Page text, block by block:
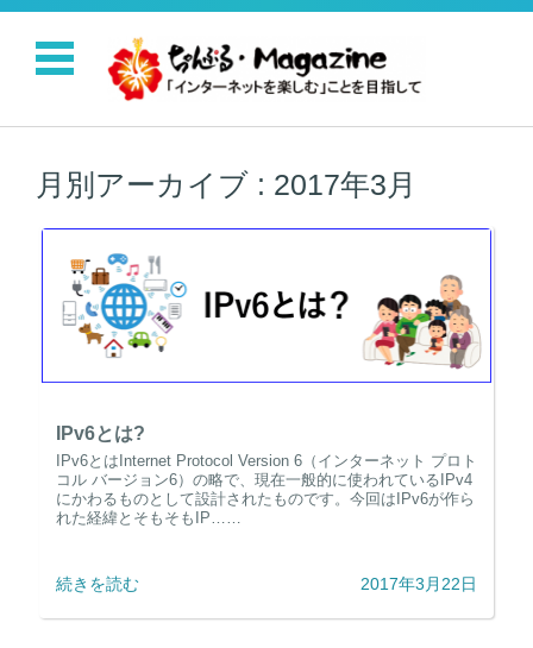
コンテンツに移動
月別アーカイブ : 2017年3月
IPv6とは?
IPv6とはInternet Protocol Version 6（インターネット プロト
コル バージョン6）の略で、現在一般的に使われているIPv4
にかわるものとして設計されたものです。今回はIPv6が作ら
れた経緯とそもそもIP……
続きを読む 2017年3月22日